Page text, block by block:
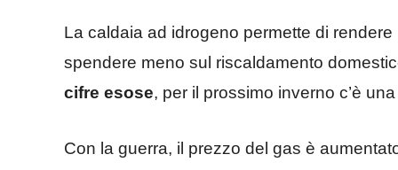
La caldaia ad idrogeno permette di
spendere meno sul riscaldamento
cifre esose, per il prossimo inverno c’è
Con la guerra, il prezzo del gas è